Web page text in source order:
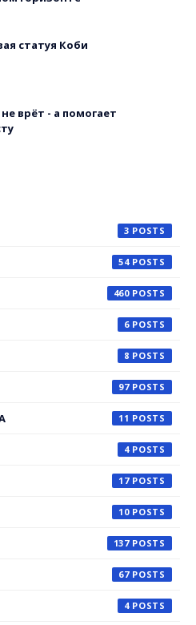
статуя Коби
врёт - а помогает
3
54
460
6
8
97
11
4
17
10
137
67
4